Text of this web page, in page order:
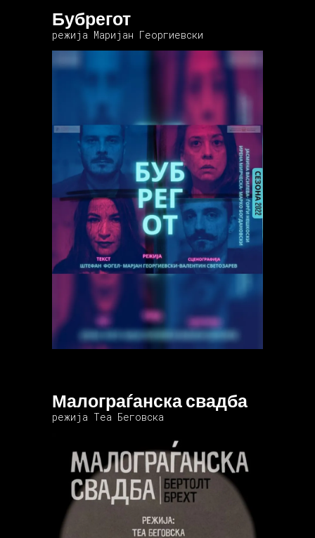
Бубрегот
режија Маријан Георгиевски
Малограѓанска свадба
режија Теа Беговска